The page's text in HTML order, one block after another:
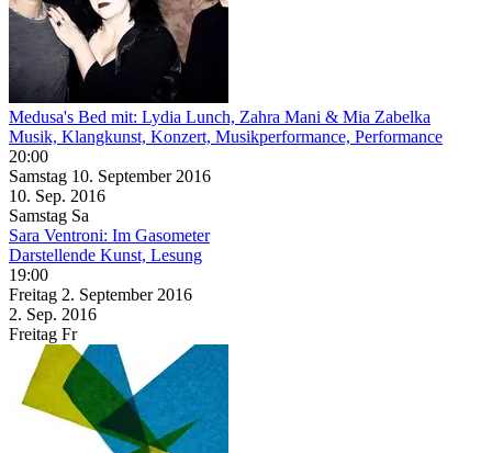
Medusa's Bed mit: Lydia Lunch, Zahra Mani & Mia Zabelka
Musik, Klangkunst, Konzert, Musikperformance, Performance
20:00
Samstag 10. September 2016
10. Sep. 2016
Samstag Sa
Sara Ventroni: Im Gasometer
Darstellende Kunst, Lesung
19:00
Freitag 2. September 2016
2. Sep. 2016
Freitag Fr